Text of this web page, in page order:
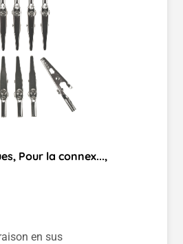
Pour la connex...,
en sus